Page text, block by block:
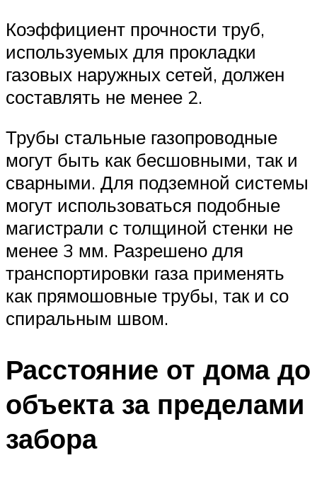
Коэффициент прочности труб,
используемых для прокладки
газовых наружных сетей, должен
составлять не менее 2.
Трубы стальные газопроводные
могут быть как бесшовными, так и
сварными. Для подземной системы
могут использоваться подобные
магистрали с толщиной стенки не
менее 3 мм. Разрешено для
транспортировки газа применять
как прямошовные трубы, так и со
спиральным швом.
Расстояние от дома до
объекта за пределами
забора